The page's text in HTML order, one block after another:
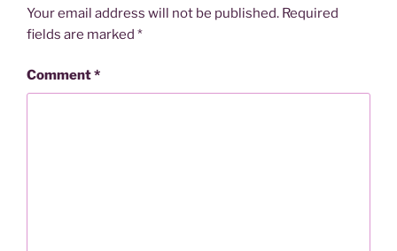
Your email address will not be published. Required
fields are marked *
Comment*